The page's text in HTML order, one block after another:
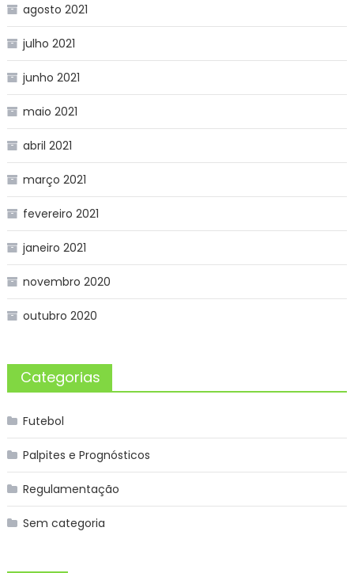
agosto 2021
julho 2021
junho 2021
maio 2021
abril 2021
março 2021
fevereiro 2021
janeiro 2021
novembro 2020
outubro 2020
Categorias
Futebol
Palpites e Prognósticos
Regulamentação
Sem categoria